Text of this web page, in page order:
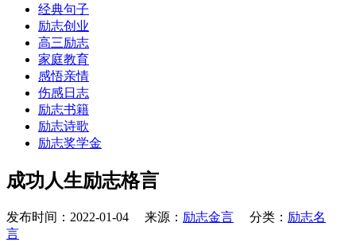
经典句子
励志创业
高三励志
家庭教育
感悟亲情
伤感日志
励志书籍
励志诗歌
励志奖学金
成功人生励志格言
发布时间：2022-01-04 来源： 励志金言 分类： 励志名
言